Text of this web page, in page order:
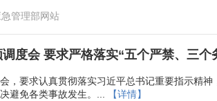
管理部网站
度会 要求严格落实“五个严禁、三
，要求认真贯彻落实习近平总书记重要指示精
避免各类事故发生。...
【详情】